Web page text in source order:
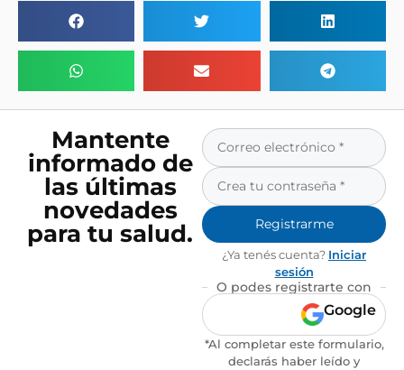
Mantente
informado de
las últimas
novedades
para tu salud.
Registrarme
¿Ya tenés cuenta? Iniciar
sesión
O podes registrarte con
Google
*Al completar este formulario,
declarás haber leído y